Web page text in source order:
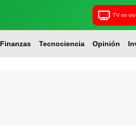
TV en
Finanzas Tecnociencia Opinión